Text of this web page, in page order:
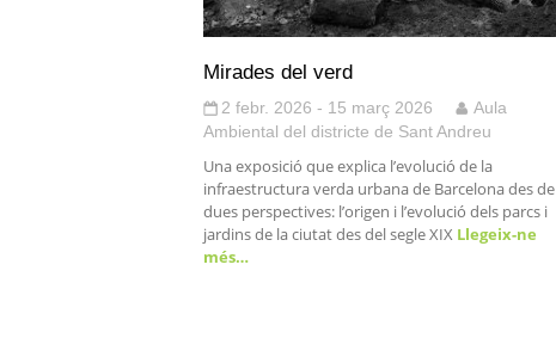
Mirades del verd
2 febr. 2026 - 15 març 2026
Aula
Ambiental del districte de Sant Andreu
Una exposició que explica l’evolució de la
infraestructura verda urbana de Barcelona des de
dues perspectives: l’origen i l’evolució dels parcs i
jardins de la ciutat des del segle XIX Llegeix-ne
més…